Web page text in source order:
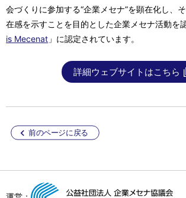
会づくりに参加する“企業メセナ”を顕在化し、
在感を示すことを目的とした企業メセナ活動を
is Mecenat 」に認定されています。
詳細ウェブサイトはこちら
前のページに戻る